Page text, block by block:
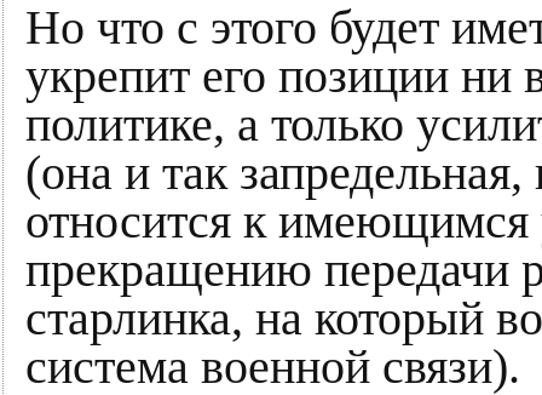
Но что с этого будет
укрепит его позиции ни
политике, а только
(она и так
относится к имеющимся
прекращению передачи
старлинка, на который
система военной связи).